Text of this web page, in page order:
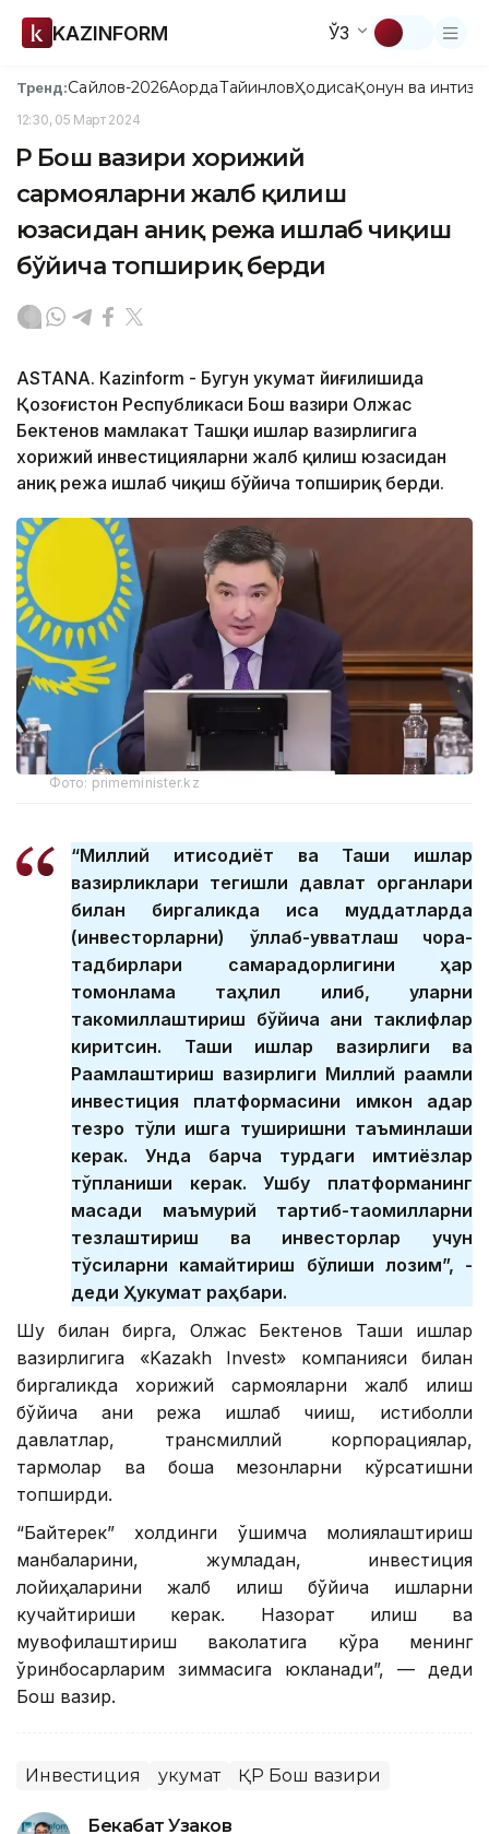
KAZINFORM ЎЗ
Тренд:Сайлов-2026АқордаТайинловҲодисаҚонун ва
12:30, 05 Март 2024
ҚР Бош вазири хорижий
сармояларни жалб қилиш
юзасидан аниқ режа ишлаб чиқиш
бўйича топшириқ берди
ASTANА. Кazinform - Бугун ҳукумат йиғилишида
Қозоғистон Республикаси Бош вазири Олжас
Бектенов мамлакат Ташқи ишлар вазирлигига
хорижий инвестицияларни жалб қилиш юзасидан
аниқ режа ишлаб чиқиш бўйича топшириқ берди.
Фото: primeminister.kz
“Миллий иқтисодиёт ва Ташқи ишлар
вазирликлари тегишли давлат органлари
билан биргаликда қисқа муддатларда
(инвесторларни) қўллаб-қувватлаш чора-
тадбирлари самарадорлигини ҳар
томонлама таҳлил қилиб, уларни
такомиллаштириш бўйича аниқ таклифлар
киритсин. Ташқи ишлар вазирлиги ва
Рақамлаштириш вазирлиги Миллий рақамли
инвестиция платформасини имкон қадар
тезроқ тўлиқ ишга туширишни таъминлаши
керак. Унда барча турдаги имтиёзлар
тўпланиши керак. Ушбу платформанинг
мақсади маъмурий тартиб-таомилларни
тезлаштириш ва инвесторлар учун
тўсиқларни камайтириш бўлиши лозим”, -
деди Ҳукумат раҳбари.
Шу билан бирга, Олжас Бектенов Ташқи ишлар
вазирлигига «Kazakh Invest» компанияси билан
биргаликда хорижий сармояларни жалб қилиш
бўйича аниқ режа ишлаб чиқиш, истиқболли
давлатлар, трансмиллий корпорациялар,
тармоқлар ва бошқа мезонларни кўрсатишни
топширди.
“Байтерек” холдинги қўшимча молиялаштириш
манбаларини, жумладан, инвестиция
лойиҳаларини жалб қилиш бўйича ишларни
кучайтириши керак. Назорат қилиш ва
мувофиқлаштириш ваколатига кўра менинг
ўринбосарларим зиммасига юкланади”, — деди
Бош вазир.
Инвестиция Ҳукумат ҚР Бош вазири
Бекабат Узаков